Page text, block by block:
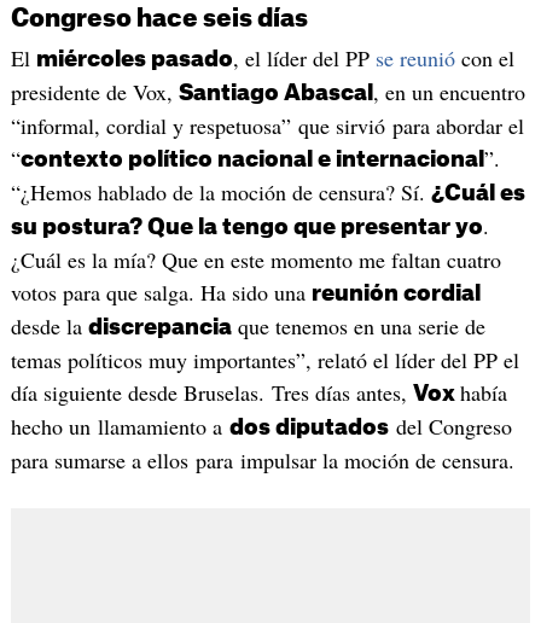
Congreso hace seis días
El miércoles pasado, el líder del PP se reuniócon el
presidente de Vox, Santiago Abascal , en un encuentro
“informal, cordial y respetuosa” que sirvió para abordar el
“contexto político nacional e internacional ”.
“¿Hemos hablado de la moción de censura? Sí. ¿Cuál es
su postura? Que la tengo que presentar yo.
¿Cuál es la mía? Que en este momento me faltan cuatro
votos para que salga. Ha sido una reunión cordial
desde la discrepanciaque tenemos en una serie de
temas políticos muy importantes”, relató el líder del PP el
día siguiente desde Bruselas. Tres días antes, Vox había
hecho un llamamiento a dos diputadosdel Congreso
para sumarse a ellos para impulsar la moción de censura.